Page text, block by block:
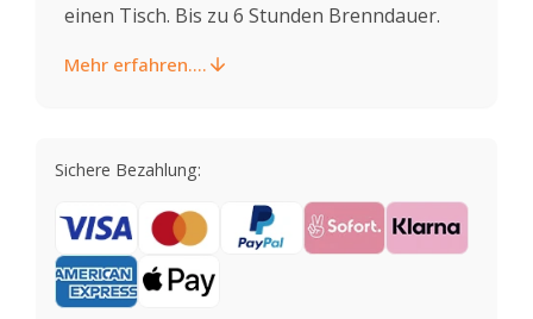
einen Tisch. Bis zu 6 Stunden Brenndauer.
Mehr erfahren....
Sichere Bezahlung: